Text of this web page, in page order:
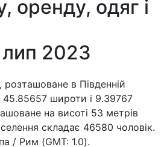
оренду, одяг і
2023
, розташоване в Південній
45.85657 широти і 9.39767
на висоті 53 метрів
складає 46580 чоловік.
/ Рим (GMT: 1.0).